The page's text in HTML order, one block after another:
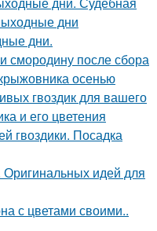
дни
дни.
смородину после сбора
осенью
гвоздик для вашего
и его цветения
гвоздики. Посадка
идей для
с цветами своими..